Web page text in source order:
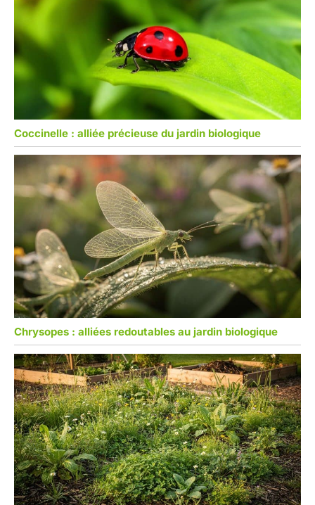
Coccinelle : alliée précieuse du jardin biologique
Chrysopes : alliées redoutables au jardin biologique